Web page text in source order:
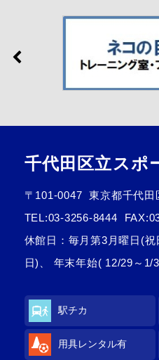
千代田区立スポ
〒101-0047
東京都千代田
TEL:03-3256-8444
休館日：毎月第3月曜日(
日)、 年末年始( 12/29～1/
駅チカ
用具レンタル有